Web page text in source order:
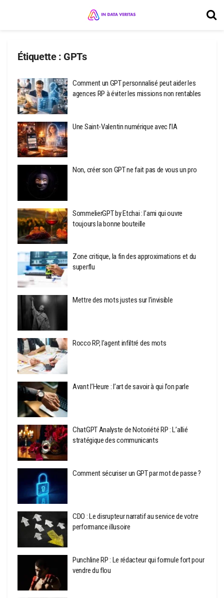
Étiquette : GPTs
Comment un GPT personnalisé peut aider les
agences RP à éviter les missions non rentables
Une Saint-Valentin numérique avec l’IA
Non, créer son GPT ne fait pas de vous un pro
SommelierGPT by Etchai : l’ami qui ouvre
toujours la bonne bouteille
Zone critique, la fin des approximations et du
superflu
Mettre des mots justes sur l’invisible
Rocco RP, l’agent infiltré des mots
Avant l’Heure : l’art de savoir à qui l’on parle
ChatGPT Analyste de Notoriété RP : L’allié
stratégique des communicants
Comment sécuriser un GPT par mot de passe ?
CDO : Le disrupteur narratif au service de votre
performance illusoire
Punchline RP : Le rédacteur qui formule fort pour
vendre du flou